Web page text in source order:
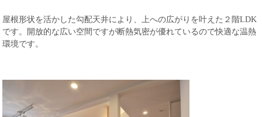
屋根形状を活かした勾配天井により、上への広がりを叶えた２階LDK
です。開放的な広い空間ですが断熱気密が優れているので快適な温熱
環境です。